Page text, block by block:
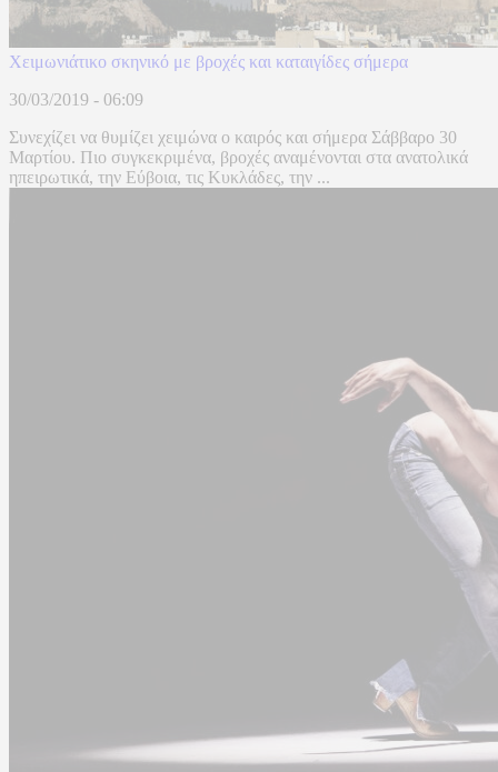
Χειμωνιάτικο σκηνικό με βροχές και καταιγίδες σήμερα
30/03/2019 - 06:09
Συνεχίζει να θυμίζει χειμώνα ο καιρός και σήμερα Σάββαρο 30
Μαρτίου. Πιο συγκεκριμένα, βροχές αναμένονται στα ανατολικά
ηπειρωτικά, την Εύβοια, τις Κυκλάδες, την ...